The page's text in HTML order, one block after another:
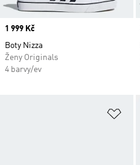
Price
1 999 Kč
Boty Nizza
Ženy Originals
4 barvy/ev